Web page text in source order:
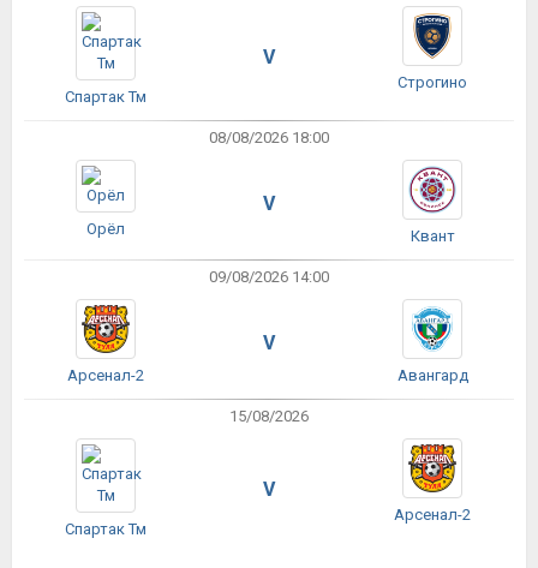
Спартак Тм
V
Строгино
08/08/2026 18:00
Орёл
V
Квант
09/08/2026 14:00
Арсенал-2
V
Авангард
15/08/2026
Спартак Тм
V
Арсенал-2